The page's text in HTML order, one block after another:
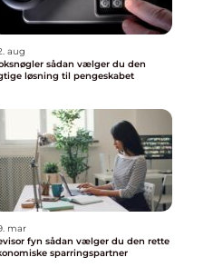
aug
sådan vælger du den
løsning til pengeskabet
mar
fyn sådan vælger du den rette
sparringspartner